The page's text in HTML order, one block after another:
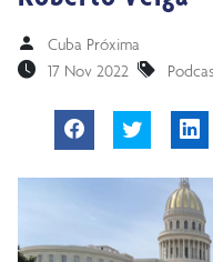
Cuba Próxima
17 Nov 2022